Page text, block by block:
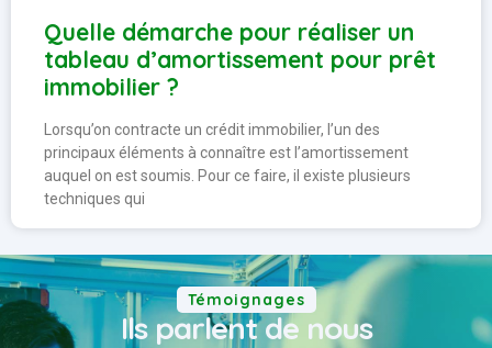
Quelle démarche pour réaliser un
tableau d’amortissement pour prêt
immobilier ?
Lorsqu’on contracte un crédit immobilier, l’un des
principaux éléments à connaître est l’amortissement
auquel on est soumis. Pour ce faire, il existe plusieurs
techniques qui
Témoignages
Ils parlent de nous